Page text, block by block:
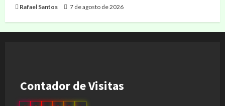
Rafael Santos 7 de agosto de 2026
Contador de Visitas